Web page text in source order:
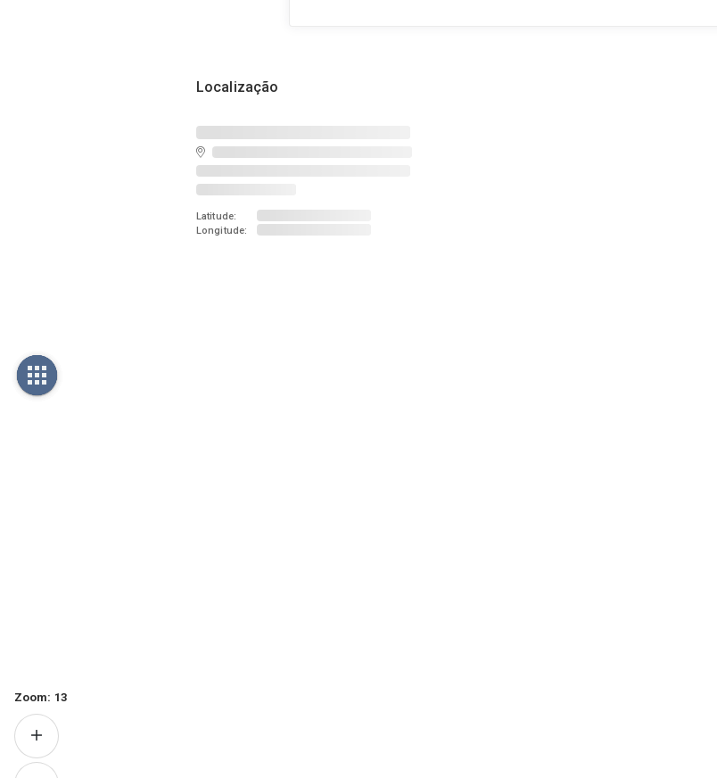
Localização
Latitude:
Longitude:
Zoom: 13